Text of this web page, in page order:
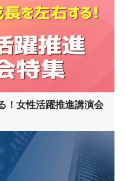
！女性活躍推進講演会